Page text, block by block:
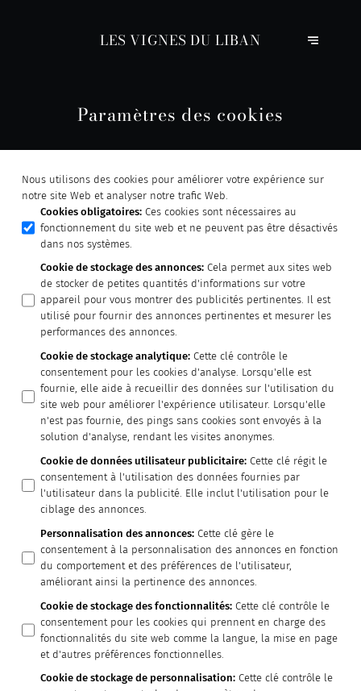
LES VIGNES DU LIBAN
Paramètres des cookies
Nous utilisons des cookies pour améliorer votre expérience sur
notre site Web et analyser notre trafic Web.
Cookies obligatoires: Ces cookies sont nécessaires au
fonctionnement du site web et ne peuvent pas être désactivés
dans nos systèmes.
Cookie de stockage des annonces: Cela permet aux sites web
de stocker de petites quantités d'informations sur votre
appareil pour vous montrer des publicités pertinentes. Il est
utilisé pour fournir des annonces pertinentes et mesurer les
performances des annonces.
Cookie de stockage analytique: Cette clé contrôle le
consentement pour les cookies d'analyse. Lorsqu'elle est
fournie, elle aide à recueillir des données sur l'utilisation du
site web pour améliorer l'expérience utilisateur. Lorsqu'elle
n'est pas fournie, des pings sans cookies sont envoyés à la
solution d'analyse, rendant les visites anonymes.
Cookie de données utilisateur publicitaire: Cette clé régit le
consentement à l'utilisation des données fournies par
l'utilisateur dans la publicité. Elle inclut l'utilisation pour le
ciblage des annonces.
Personnalisation des annonces: Cette clé gère le
consentement à la personnalisation des annonces en fonction
du comportement et des préférences de l'utilisateur,
améliorant ainsi la pertinence des annonces.
Cookie de stockage des fonctionnalités: Cette clé contrôle le
consentement pour les cookies qui prennent en charge des
fonctionnalités du site web comme la langue, la mise en page
et d'autres préférences fonctionnelles.
Cookie de stockage de personnalisation: Cette clé contrôle le